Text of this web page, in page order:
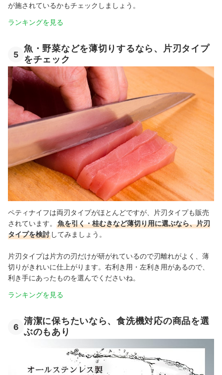
が施されているかもチェックしましょう。
ランキングを見る
5
魚・野菜などを薄切りするなら、片刃タイプ
をチェック
ペティナイフは両刃タイプがほとんどですが、片刃タイプも販売
されています。
魚を引く・桂むきなど薄切り用に選ぶなら、片刃
タイプを検討 してみましょう。
片刃タイプは片方の刃だけが研がれているので刃離れがよく、薄
切りがきれいに仕上がります。右利き用・左利き用があるので、
利き手にあったものを選んでくださいね。
ランキングを見る
6
清潔に保ちたいなら、食洗機対応の商品を選
ぶのもあり